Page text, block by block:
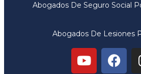
Abogados De Seguro Social
Abogados De Lesiones